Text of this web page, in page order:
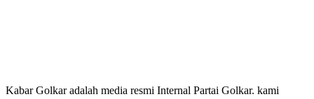
Kabar Golkar adalah media resmi Internal Partai Golkar. kami